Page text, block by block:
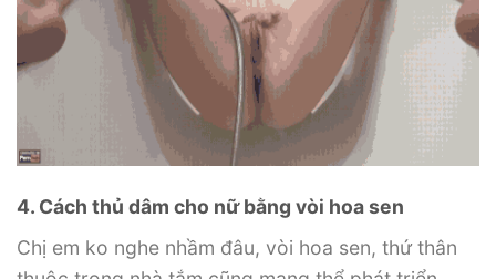
4. Cách thủ dâm cho nữ bằng vòi hoa sen
Chị em ko nghe nhầm đâu, vòi hoa sen, thứ thân